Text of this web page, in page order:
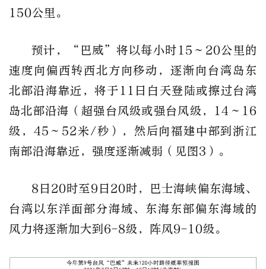
150公里。
预计，“巴威”将以每小时15～20公里的
速度向偏西转西北方向移动，逐渐向台湾岛东
北部沿海靠近，将于11日白天登陆或擦过台湾
岛北部沿海（超强台风级或强台风级，14～16
级，45～52米/秒），然后向福建中部到浙江
南部沿海靠近，强度逐渐减弱（见图3）。
8日20时至9日20时，巴士海峡偏东海域、
台湾以东洋面部分海域、东海东部偏东海域的
风力将逐渐加大到6-8级，阵风9-10级。